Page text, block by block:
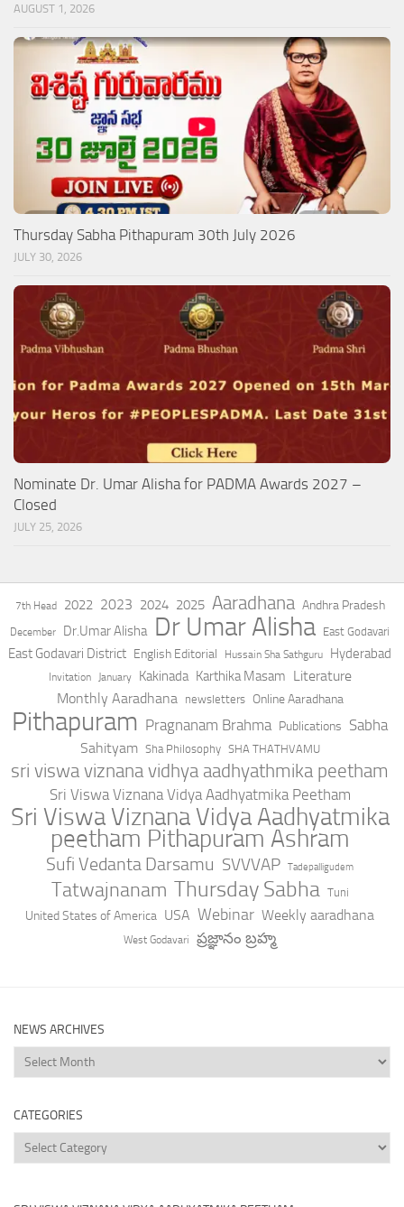
AUGUST 1, 2026
Thursday Sabha Pithapuram 30th July 2026
JULY 30, 2026
Nominate Dr. Umar Alisha for PADMA Awards 2027 –
Closed
JULY 25, 2026
7th Head 2022 2023 2024 2025 Aaradhana Andhra Pradesh
December Dr.Umar Alisha Dr Umar Alisha East Godavari
East Godavari District English Editorial Hussain Sha Sathguru Hyderabad
Invitation January Kakinada Karthika Masam Literature
Monthly Aaradhana
newsletters Online Aaradhana
Pithapuram Pragnanam Brahma Publications Sabha
Sahityam Sha Philosophy SHA THATHVAMU
sri viswa viznana vidhya aadhyathmika peetham
Sri Viswa Viznana Vidya Aadhyatmika Peetham
Sri Viswa Viznana Vidya Aadhyatmika
peetham Pithapuram Ashram
Sufi Vedanta Darsamu SVVVAP Tadepalligudem
Tatwajnanam Thursday Sabha Tuni
United States of America USA Webinar Weekly aaradhana
West Godavari ప్రజ్ఞానం బ్రహ్మ
NEWS ARCHIVES
News
Archives
CATEGORIES
Categories